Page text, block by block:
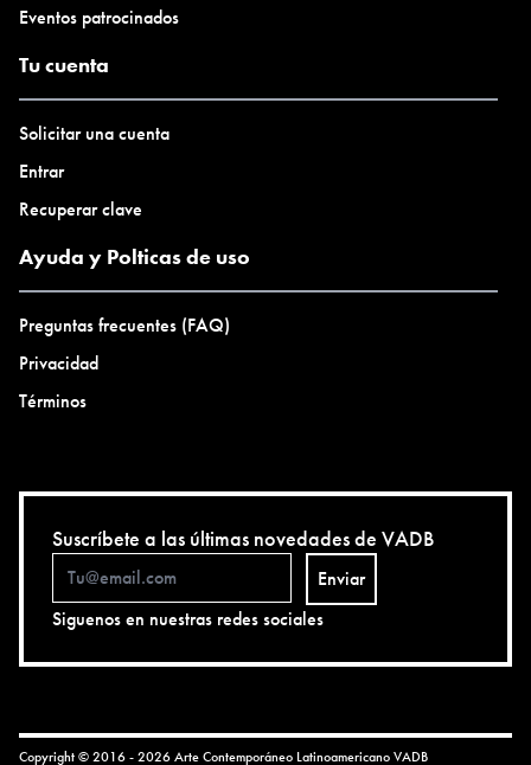
Eventos patrocinados
Tu cuenta
Solicitar una cuenta
Entrar
Recuperar clave
Ayuda y Polticas de uso
Preguntas frecuentes (FAQ)
Privacidad
Términos
Suscríbete a las últimas novedades de VADB
Enviar
Siguenos en nuestras redes sociales
Copyright © 2016 - 2026 Arte Contemporáneo LatinoamericanoVADB